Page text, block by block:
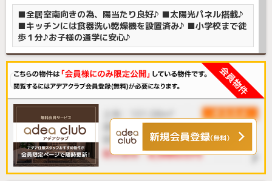
■全居室南向きの為、陽当たり良好♪ ■太陽光パネル搭載♪
■キッチンには食器洗い乾燥機を設置済み♪ ■小学校まで徒
歩１分♪お子様の通学に安心♪